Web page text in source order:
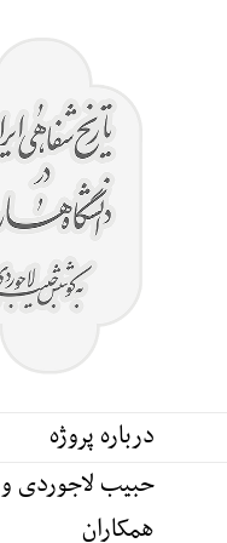
درباره پروژه
حبیب لاجوردی و
همکاران